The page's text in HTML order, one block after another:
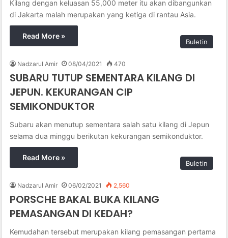
Kilang dengan keluasan 55,000 meter itu akan dibangunkan
di Jakarta malah merupakan yang ketiga di rantau Asia.
Read More »
Buletin
Nadzarul Amir 08/04/2021 470
SUBARU TUTUP SEMENTARA KILANG DI
JEPUN. KEKURANGAN CIP
SEMIKONDUKTOR
Subaru akan menutup sementara salah satu kilang di Jepun
selama dua minggu berikutan kekurangan semikonduktor.
Read More »
Buletin
Nadzarul Amir 06/02/2021 2,560
PORSCHE BAKAL BUKA KILANG
PEMASANGAN DI KEDAH?
Kemudahan tersebut merupakan kilang pemasangan pertama